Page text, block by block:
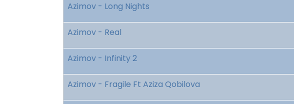
Azimov - Long Nights
Azimov - Real
Azimov - Infinity 2
Azimov - Fragile Ft Aziza Qobilova